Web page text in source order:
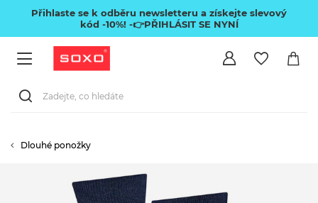
Přihlaste se k odběru newsletteru a získejte slevový
kód -10%! -👉PŘIHLÁSIT SE NYNÍ
Dlouhé ponožky